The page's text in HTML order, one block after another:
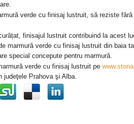
verde cu finisaj lustruit, să reziste
finisajul lustruit contribuind la acest
marmură verde cu finisaj lustruit din baia
special concepute pentru marmură.
verde cu finisaj lustruit pe
judeţele Prahova şi Alba.